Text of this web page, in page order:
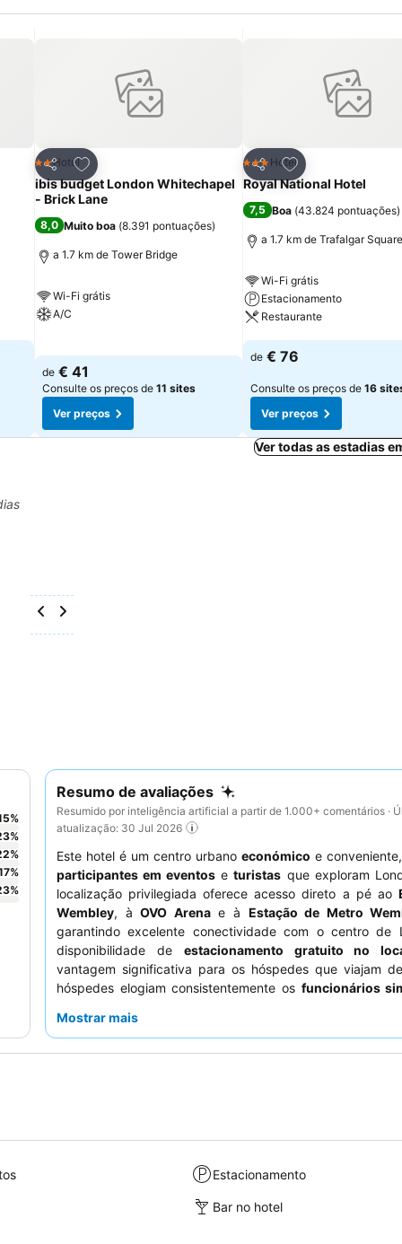
Partilhar
Adicionar aos favoritos
2 Estrelas
Hotel
ibis budget London Whitechapel
- Brick Lane
8,0 Muito boa (8.391 pontuações)
a 1.7 km de Tower Bridge
Wi-Fi grátis
A/C
de € 41
Consulte os preços de 11 sites
Ver preços
Partilhar
Adicionar aos
3 Estrelas
Hotel
Royal National Hotel
7,5 Boa (43.824 pontuações)
a 1.7 km de Trafalgar Square
Wi-Fi grátis
Estacionamento
Restaurante
Ver preços
de € 76
Consulte os preços de 16
Ver preços
Ver todas as estadias
Resumo de avaliações
Resumido por inteligência artificial a partir de 1.000+ comentários ·
atualização: 30 Jul 2026
Este hotel é um centro urbano económico e
participantes em eventos eturistas que exploram
localização privilegiada oferece acesso direto a pé ao
Wembley, àOVO Arenae à Estação de Metro
garantindo excelente conectividade com o centro de
disponibilidade de estacionamento gratuito no
vantagem significativa para os hóspedes que viajam
hóspedes elogiam consistentemente os funcionários
fish and chips. Para uma experiência mais tranquila,
Mostrar mais
%
%
%
%
%
Estacionamento
Bar no hotel